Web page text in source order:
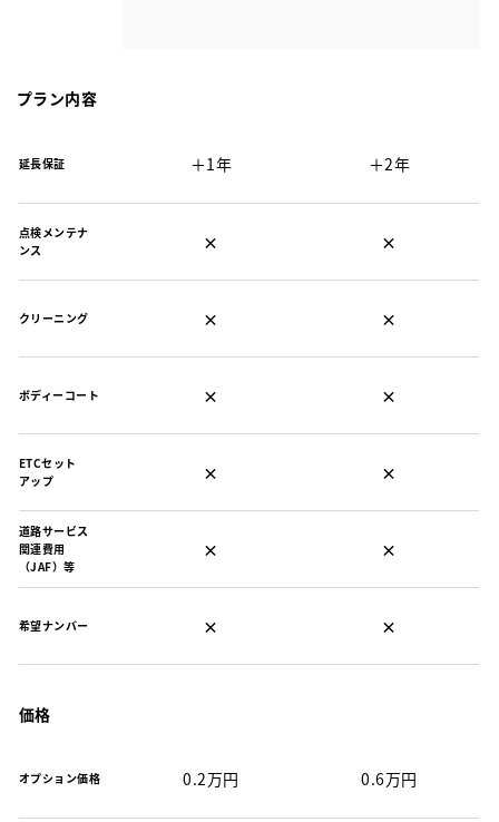
プラン内容
延長保証 ＋1年 ＋2年
点検メンテナ
ンス
× ×
クリーニング × ×
ボディーコート × ×
ETCセット
アップ
× ×
道路サービス
関連費用
（JAF）等
× ×
希望ナンバー × ×
価格
オプション価格 0.2万円 0.6万円